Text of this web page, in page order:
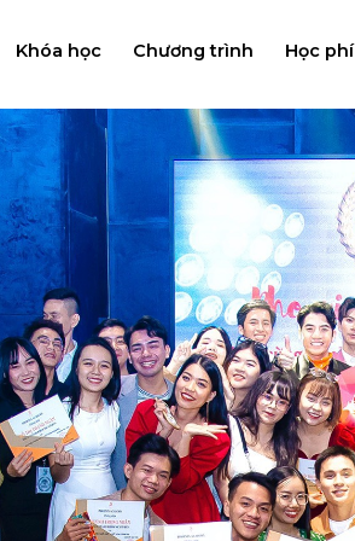
Khóa học Chương trình Học phí